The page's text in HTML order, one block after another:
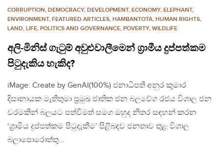
CORRUPTION, DEMOCRACY, DEVELOPMENT, ECONOMY, ELEPHANT,
ENVIRONMENT, FEATURED ARTICLES, HAMBANTOTA, HUMAN RIGHTS,
LAND, LIFE, POLITICS AND GOVERNANCE, POVERTY, WILDLIFE
අලි-මිනිස් ගැටුම් අවුළුවාලීමෙන් ග්‍රාමීය දුප්පත්කම
පිටුදැකිය හැකිද?
iMage: Create by GenAI(100%) ජනාධිපති අනුර කුමාර
දිසානායක මැතිතුමා ප්‍රමුඛ ජාතික ජන බලවේග රජය විශාල ජන
වරමකින් බලයට පත්වීමත් සමග ඔහුද නිතර සඳහන් කරන
‘ග්‍රාමීය දුප්පත්කම පිටුදැකීම’ පිළිබඳව ජනතාව තුළ විශාල
බලාපොරොත්තු…